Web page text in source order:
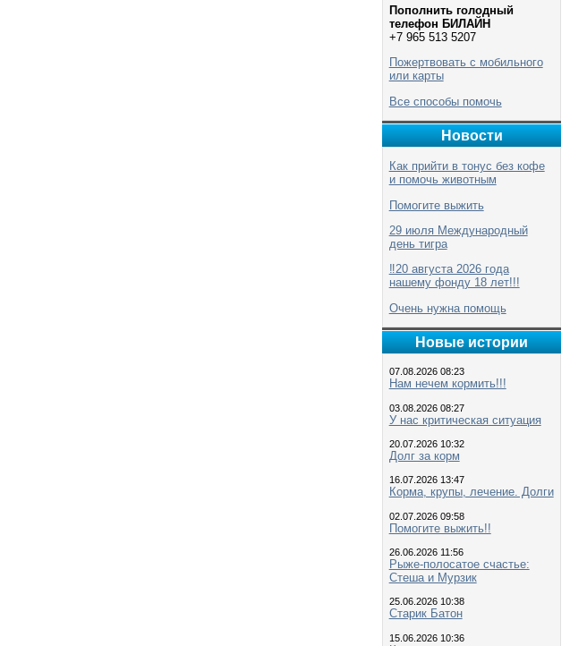
Пополнить голодный
телефон БИЛАЙН
+7 965 513 5207
Пожертвовать с мобильного
или карты
Все способы помочь
Новости
Как прийти в тонус без кофе
и помочь животным
Помогите выжить
29 июля Международный
день тигра
‼️20 августа 2026 года
нашему фонду 18 лет!!!
Очень нужна помощь
Новые истории
07.08.2026 08:23
Нам нечем кормить!!!
03.08.2026 08:27
У нас критическая ситуация
20.07.2026 10:32
Долг за корм
16.07.2026 13:47
Корма, крупы, лечение. Долги
02.07.2026 09:58
Помогите выжить!!
26.06.2026 11:56
Рыже-полосатое счастье:
Стеша и Мурзик
25.06.2026 10:38
Старик Батон
15.06.2026 10:36